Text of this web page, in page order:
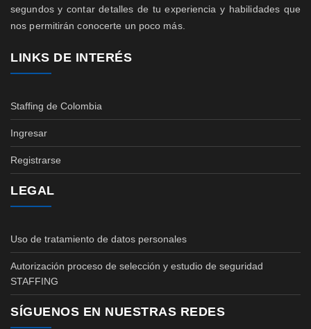
segundos y contar detalles de tu experiencia y habilidades que
nos permitirán conocerte un poco más.
LINKS DE INTERÉS
Staffing de Colombia
Ingresar
Registrarse
LEGAL
Uso de tratamiento de datos personales
Autorización proceso de selección y estudio de seguridad
STAFFING
SÍGUENOS EN NUESTRAS REDES